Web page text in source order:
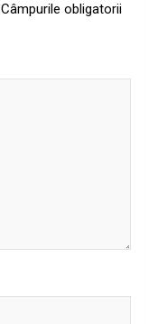
Câmpurile obligatorii